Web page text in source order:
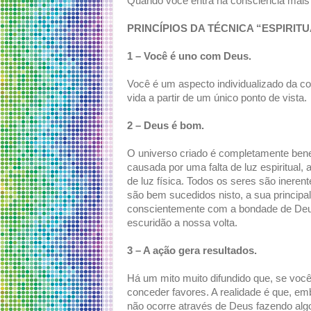
PRINCÍPIOS DA TÉCNICA
1 – Você é uno com Deus.
Você é um aspecto individualizado da
vida a partir de um único ponto de vista.
2 – Deus é bom.
O universo criado é completamente
causada por uma falta de luz espiritual,
de luz física. Todos os seres são
são bem sucedidos nisto, a sua
conscientemente com a bondade de
escuridão a nossa volta.
3 – A ação gera resultados.
Há um mito muito difundido que, se
conceder favores. A realidade é que,
não ocorre através de Deus fazendo